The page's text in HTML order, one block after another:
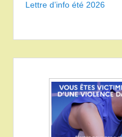
Lettre d’info été 2026